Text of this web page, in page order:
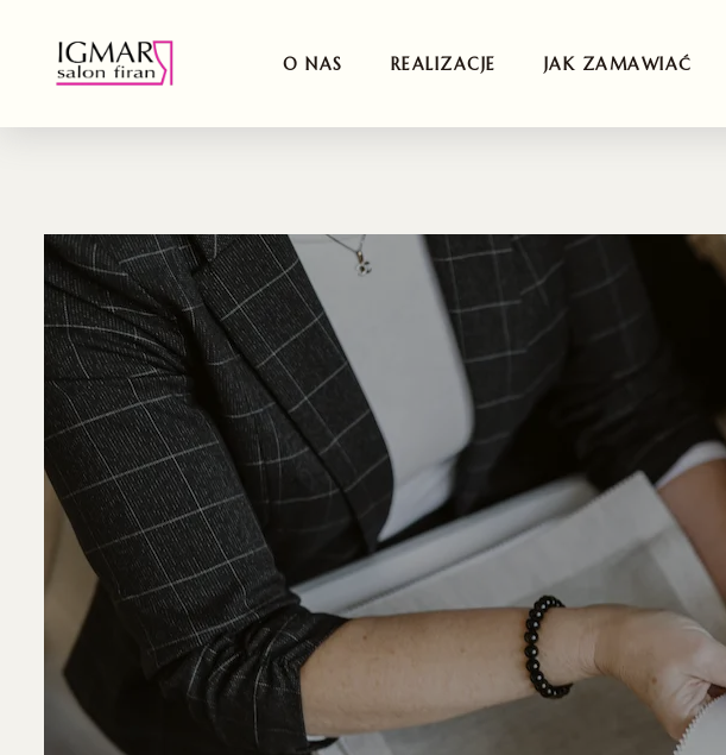
O NAS REALIZACJE JAK ZAMAWIAĆ